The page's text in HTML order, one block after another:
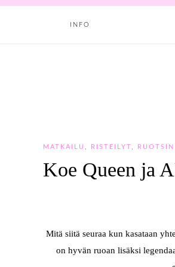
INFO
MATKAILU RISTEILYT
Koe Queen ja
Mitä siitä seuraa kun kasataan
on hyvän ruoan lisäksi